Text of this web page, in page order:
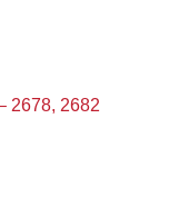
2678, 2682